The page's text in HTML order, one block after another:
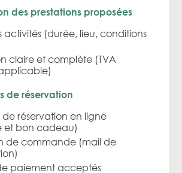
des prestations proposées
activités (durée, lieu, conditions
claire et complète (TVA
de réservation
de réservation en ligne
et bon cadeau)
de commande (mail de
paiement acceptés